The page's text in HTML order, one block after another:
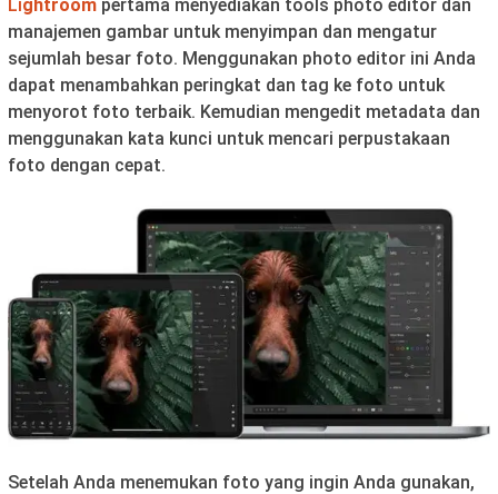
Lightroom pertama menyediakan tools photo editor dan
manajemen gambar untuk menyimpan dan mengatur
sejumlah besar foto. Menggunakan photo editor ini Anda
dapat menambahkan peringkat dan tag ke foto untuk
menyorot foto terbaik. Kemudian mengedit metadata dan
menggunakan kata kunci untuk mencari perpustakaan
foto dengan cepat.
Setelah Anda menemukan foto yang ingin Anda gunakan,